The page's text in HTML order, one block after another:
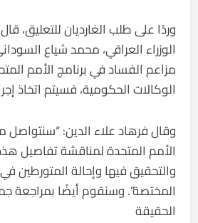
وردًا على طلب الغارديان للتعليق،
الوزراء العراقي، محمد شياع
مزاعم الفساد في برنامج الأمم
الوكالات الحكومية، فسيتم اتخاذ
وقال فرهاد علاء الدين: “سنتواصل
الأمم المتحدة لمناقشة تفاصيل
والتحقيق فيها وإحالة المتورطين
المختصة”. وسنقوم أيضًا بمراجعة
الحقيقة